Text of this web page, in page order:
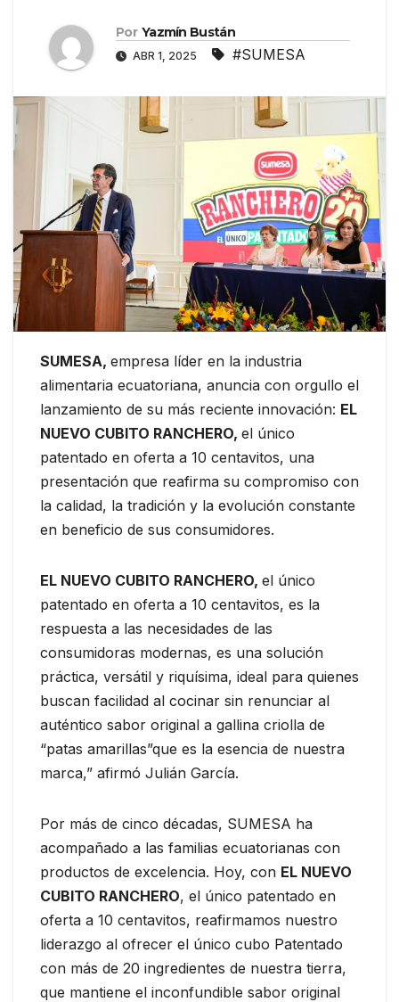
Por Yazmín Bustán
ABR 1, 2025 #SUMESA
SUMESA, empresa líder en la industria
alimentaria ecuatoriana, anuncia con orgullo el
lanzamiento de su más reciente innovación: EL
NUEVO CUBITO RANCHERO, el único
patentado en oferta a 10 centavitos, una
presentación que reafirma su compromiso con
la calidad, la tradición y la evolución constante
en beneficio de sus consumidores.
EL NUEVO CUBITO RANCHERO, el único
patentado en oferta a 10 centavitos, es la
respuesta a las necesidades de las
consumidoras modernas, es una solución
práctica, versátil y riquísima, ideal para quienes
buscan facilidad al cocinar sin renunciar al
auténtico sabor original a gallina criolla de
“patas amarillas”que es la esencia de nuestra
marca,” afirmó Julián García.
Por más de cinco décadas, SUMESA ha
acompañado a las familias ecuatorianas con
productos de excelencia. Hoy, con EL NUEVO
CUBITO RANCHERO, el único patentado en
oferta a 10 centavitos, reafirmamos nuestro
liderazgo al ofrecer el único cubo Patentado
con más de 20 ingredientes de nuestra tierra,
que mantiene el inconfundible sabor original